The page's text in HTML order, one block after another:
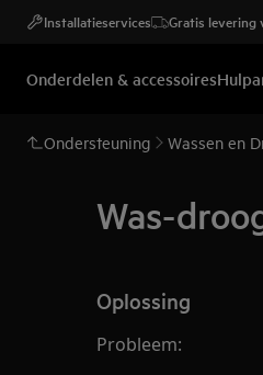
Installatieservices Gratis levering
Onderdelen & accessoires
Ondersteuning Wassen en
Was-
Oplossing
Probleem: